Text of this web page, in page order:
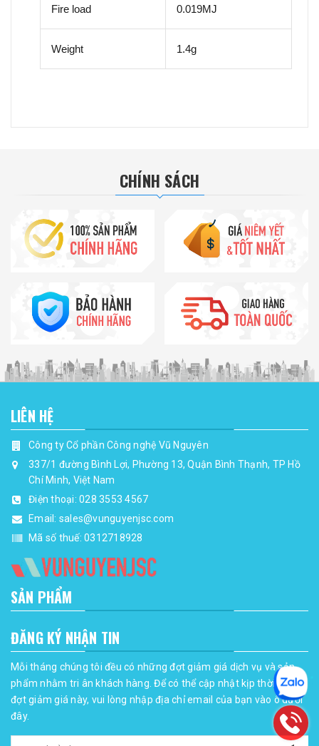
Fire load 0.019MJ
Weight 1.4g
CHÍNH SÁCH
LIÊN HỆ
Công ty Cổ phần Công nghệ Vũ Nguyên
337/1 đường Bình Lợi, Phường 13, Quận Bình Thạnh, TP Hồ
Chí Minh, Việt Nam
Điện thoại: 028 3553 4567
Email: sales@vunguyenjsc.com
Mã số thuế: 0312718928
SẢN PHẨM
ĐĂNG KÝ NHẬN TIN
Mỗi tháng chúng tôi đều có những đợt giảm giá dịch vụ và sản
phẩm nhằm tri ân khách hàng. Để có thể cập nhật kịp thời những
đợt giảm giá này, vui lòng nhập địa chỉ email của bạn vào ô dưới
đây.